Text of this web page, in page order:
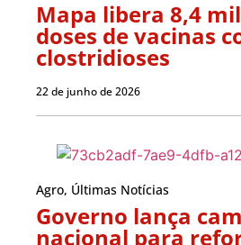
Mapa libera 8,4
doses de vacinas
clostridioses
22 de junho de 2026
Agro, Últimas Notícias
Governo lança
nacional para